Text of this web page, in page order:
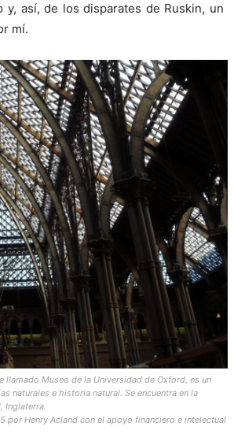
así, de los disparates de Ruskin, un
mí.
Museo de la Universidad de Oxford, es un
naturales e historia natural. Se encuentra en la
Inglaterra.
Henry Acland con el apoyo financiero e intelectual